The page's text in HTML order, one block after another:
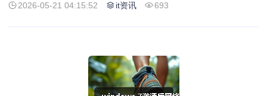
2026-05-21 04:15:52 it资讯 693